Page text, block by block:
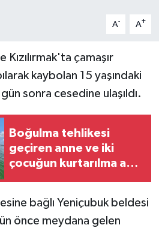
A- A+
çamaşır
kaybolan 15 yaşındaki
sonra cesedine ulaşıldı.
Boğulma tehlikesi
geçiren anne ve iki
çocuğun kurtarılma anı
bağlı Yeniçubuk beldesi
önce meydana gelen